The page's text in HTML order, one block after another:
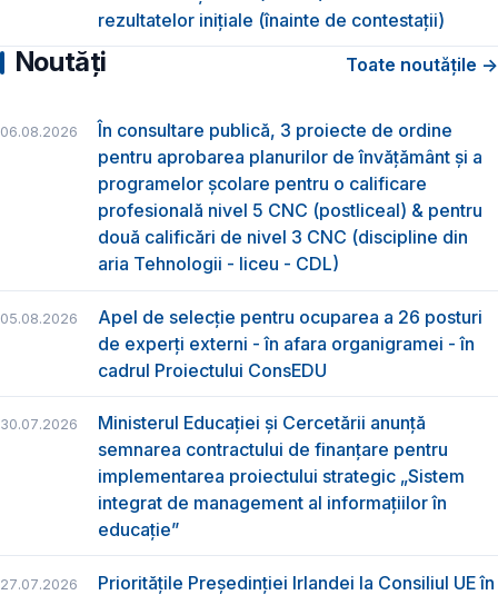
rezultatelor inițiale (înainte de contestații)
Noutăți Toate noutățile →
06.08.2026
În consultare publică, 3 proiecte de ordine
pentru aprobarea planurilor de învățământ și a
programelor școlare pentru o calificare
profesională nivel 5 CNC (postliceal) & pentru
două calificări de nivel 3 CNC (discipline din
aria Tehnologii - liceu - CDL)
05.08.2026
Apel de selecție pentru ocuparea a 26 posturi
de experți externi - în afara organigramei - în
cadrul Proiectului ConsEDU
30.07.2026
Ministerul Educației și Cercetării anunță
semnarea contractului de finanțare pentru
implementarea proiectului strategic „Sistem
integrat de management al informațiilor în
educație”
27.07.2026
Prioritățile Președinției Irlandei la Consiliul UE în